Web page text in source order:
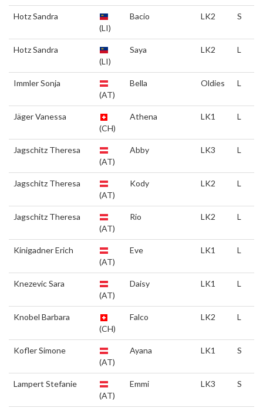
Hotz Sandra
(LI)
Bacio LK2 S
Hotz Sandra
(LI)
Saya LK2 L
Immler Sonja
(AT)
Bella Oldies L
Jäger Vanessa
(CH)
Athena LK1 L
Jagschitz Theresa
(AT)
Abby LK3 L
Jagschitz Theresa
(AT)
Kody LK2 L
Jagschitz Theresa
(AT)
Rio LK2 L
Kinigadner Erich
(AT)
Eve LK1 L
Knezevic Sara
(AT)
Daisy LK1 L
Knobel Barbara
(CH)
Falco LK2 L
Kofler Simone
(AT)
Ayana LK1 S
Lampert Stefanie
(AT)
Emmi LK3 S